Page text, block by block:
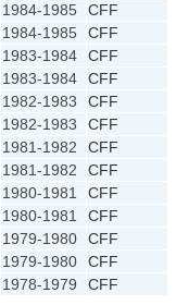
1984-1985
CFF
1984-1985
CFF
1983-1984
CFF
1983-1984
CFF
1982-1983
CFF
1982-1983
CFF
1981-1982
CFF
1981-1982
CFF
1980-1981
CFF
1980-1981
CFF
1979-1980
CFF
1979-1980
CFF
1978-1979 CFF